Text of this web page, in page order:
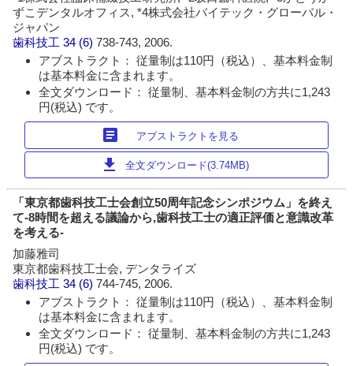
ずこデンタルオフィス, *4株式会社バイテック・グローバル・
ジャパン
歯科技工 34 (6)738-743, 2006.
アブストラクト： 従量制は110円（税込）、基本料金制
は基本料金に含まれます。
全文ダウンロード： 従量制、基本料金制の方共に1,243
円(税込) です。
article アブストラクトを見る
download 全文ダウンロード(3.74MB)
「東京都歯科技工士会創立50周年記念シンポジウム」を終え
て-8時間を超える議論から,歯科技工士の適正評価と意識改革
を考える-
加藤雅司
東京都歯科技工士会, デンタライズ
歯科技工 34 (6)744-745, 2006.
アブストラクト： 従量制は110円（税込）、基本料金制
は基本料金に含まれます。
全文ダウンロード： 従量制、基本料金制の方共に1,243
円(税込) です。